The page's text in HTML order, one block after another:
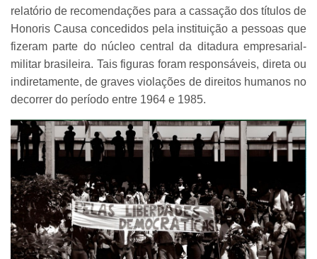
relatório de recomendações para a cassação dos títulos de
Honoris Causa concedidos pela instituição a pessoas que
fizeram parte do núcleo central da ditadura empresarial-
militar brasileira. Tais figuras foram responsáveis, direta ou
indiretamente, de graves violações de direitos humanos no
decorrer do período entre 1964 e 1985.